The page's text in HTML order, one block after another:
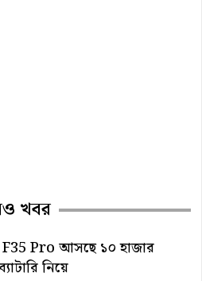
খবর
F35 Pro আসছে ১০ হাজার
নিয়ে